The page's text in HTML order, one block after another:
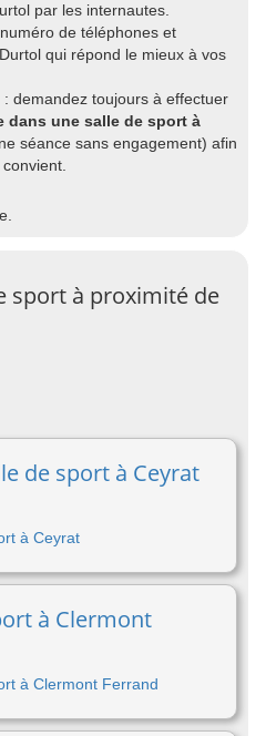
par les internautes.
de téléphones et
qui répond le mieux à vos
: demandez toujours à effectuer
dans une salle de sport à
séance sans engagement) afin
sport à proximité de
de sport à Ceyrat
à Ceyrat
à Clermont
à Clermont Ferrand